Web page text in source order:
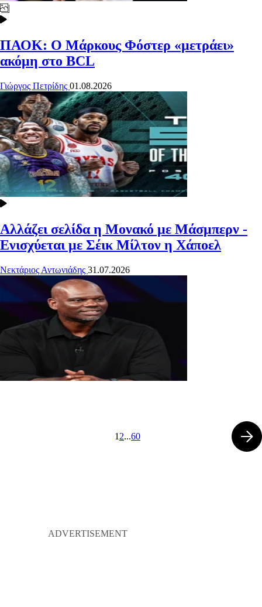
ΠΑΟΚ: Ο Μάρκους Φόστερ «μετράει»
ακόμη στο BCL
Γιώργος Πετρίδης 01.08.2026
Αλλάζει σελίδα η Μονακό με Μάσμπερν -
Ενισχύεται με Σέικ Μίλτον η Χάποελ
Νεκτάριος Αντωνιάδης 31.07.2026
1 2...60